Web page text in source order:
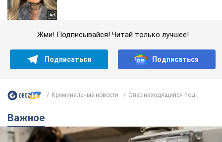
Жми! Подписывайся! Читай только лучшее!
Подписаться Подписаться
Криминальные новости Опер находящийся под...
Важное